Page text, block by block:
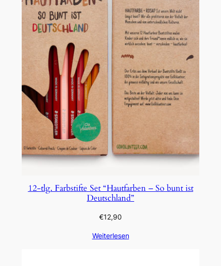
12-tlg. Farbstifte Set “Hautfarben – So bunt ist
Deutschland”
€12,90
Weiterlesen